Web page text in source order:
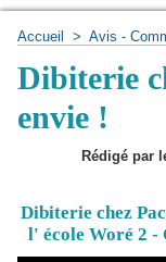
Accueil > Avis -
Dibiterie
envie !
Rédigé par
Dibiterie chez
l' école Woré 2 -